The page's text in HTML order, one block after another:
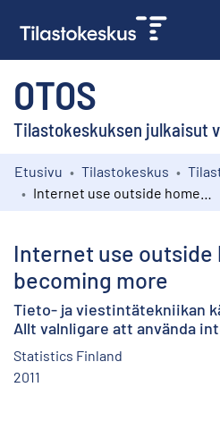
OTOS
Tilastokeskuksen julkaisut
Kokoelmat
Etusivu Tilastokeskus
Internet use outside
becoming more
Tieto- ja viestintätekniikan
Allt valnligare att använda
Statistics Finland
2011